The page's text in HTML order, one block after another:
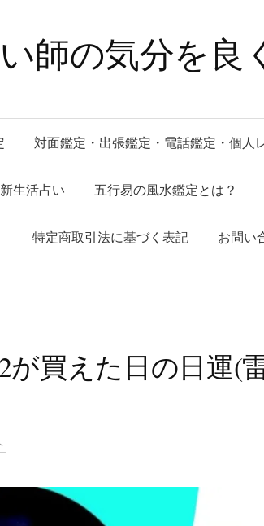
師の気分を良
対面鑑定・出張鑑定・電話鑑定・個人
生活占い 五行易の風水鑑定とは？
特定商取引法に基づく表記 お問い
買えた日の日運(